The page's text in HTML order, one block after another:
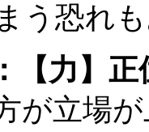
う恐れ
【力】正
が立場